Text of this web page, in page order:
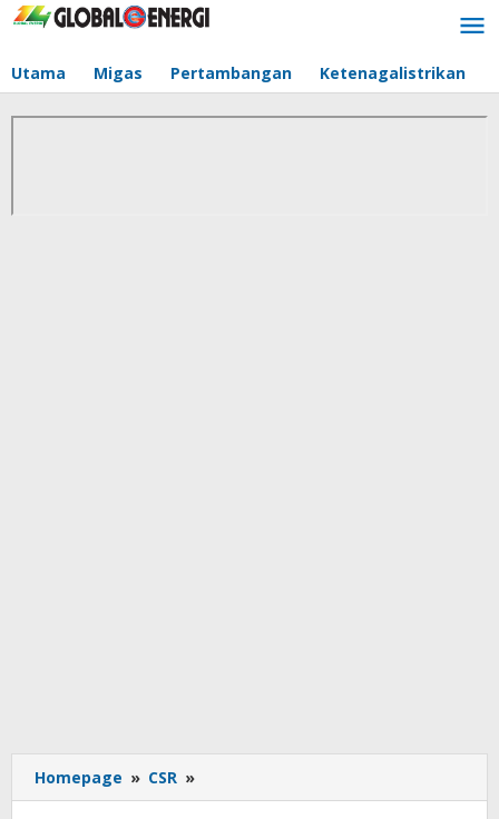
Lewati
Utama Migas Pertambangan Ketenagalistrikan
Homepage » CSR »
Fasilitasi